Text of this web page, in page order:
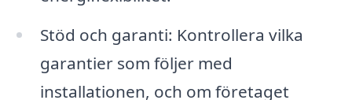
Stöd och garanti: Kontrollera vilka
garantier som följer med
installationen, och om företaget